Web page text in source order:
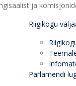
ja
Riigikogu
Parlamendi